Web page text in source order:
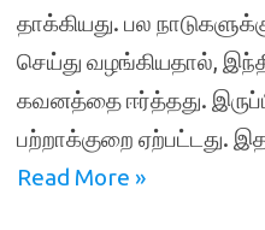
தாக்கியது. பல
செய்து வழங்கியதால்,
கவனத்தை ஈர்த்தது.
பற்றாக்குறை ஏற்பட்டது.
Read More »